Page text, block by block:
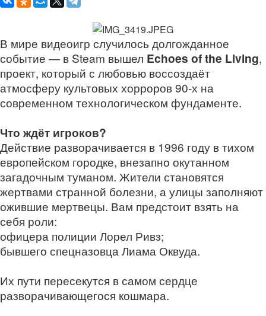
В мире видеоигр случилось долгожданное
событие — в Steam вышел Echoes of the Living,
проект, который с любовью воссоздаёт
атмосферу культовых хорроров 90‑х на
современном технологическом фундаменте.
Что ждёт игроков?
Действие разворачивается в 1996 году в тихом
европейском городке, внезапно окутанном
загадочным туманом. Жители становятся
жертвами странной болезни, а улицы заполняют
ожившие мертвецы. Вам предстоит взять на
себя роли:
офицера полиции Лорел Ривз;
бывшего спецназовца Лиама Оквуда.
Их пути пересекутся в самом сердце
разворачивающегося кошмара.